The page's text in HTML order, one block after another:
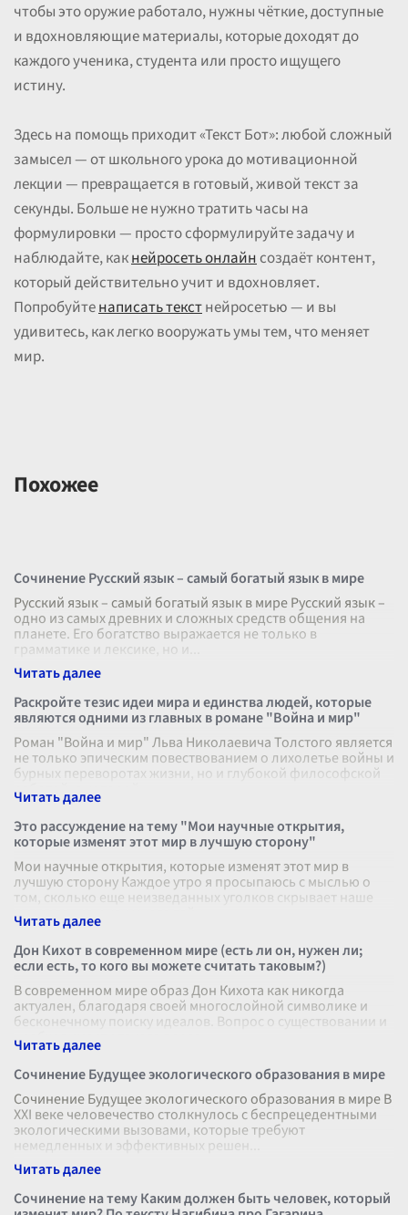
чтобы это оружие работало, нужны чёткие, доступные
и вдохновляющие материалы, которые доходят до
каждого ученика, студента или просто ищущего
истину.
Здесь на помощь приходит «Текст Бот»: любой сложный
замысел — от школьного урока до мотивационной
лекции — превращается в готовый, живой текст за
секунды. Больше не нужно тратить часы на
формулировки — просто сформулируйте задачу и
наблюдайте, какнейросеть онлайнсоздаёт контент,
который действительно учит и вдохновляет.
Попробуйтенаписать текстнейросетью — и вы
удивитесь, как легко вооружать умы тем, что меняет
мир.
Похожее
Сочинение Русский язык – самый богатый язык в мире
Русский язык – самый богатый язык в мире Русский язык –
одно из самых древних и сложных средств общения на
планете. Его богатство выражается не только в
грамматике и лексике, но и
Раскройте тезис идеи мира и единства людей, которые
являются одними из главных в романе "Война и мир"
Роман "Война и мир" Льва Николаевича Толстого является
не только эпическим повествованием о лихолетье войны и
бурных переворотах жизни, но и глубокой философской
работой, в которой
Это рассуждение на тему "Мои научные открытия,
которые изменят этот мир в лучшую сторону"
Мои научные открытия, которые изменят этот мир в
лучшую сторону Каждое утро я просыпаюсь с мыслью о
том, сколько еще неизведанных уголков скрывает наше
мироздание и как много тайн
Дон Кихот в современном мире (есть ли он, нужен ли;
если есть, то кого вы можете считать таковым?)
В современном мире образ Дон Кихота как никогда
актуален, благодаря своей многослойной символике и
бесконечному поиску идеалов. Вопрос о существовании и
необходимости такого персон
Сочинение Будущее экологического образования в мире
Сочинение Будущее экологического образования в мире В
ХХI веке человечество столкнулось с беспрецедентными
экологическими вызовами, которые требуют
немедленных и эффективных решен
Сочинение на тему Каким должен быть человек, который